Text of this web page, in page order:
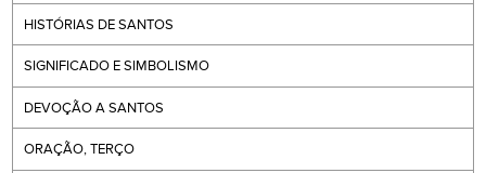
HISTÓRIAS DE SANTOS
SIGNIFICADO E SIMBOLISMO
DEVOÇÃO A SANTOS
ORAÇÃO, TERÇO